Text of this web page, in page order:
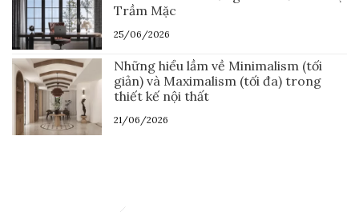
Trầm Mặc
25/06/2026
Những hiểu lầm về Minimalism (tối
giản) và Maximalism (tối đa) trong
thiết kế nội thất
21/06/2026